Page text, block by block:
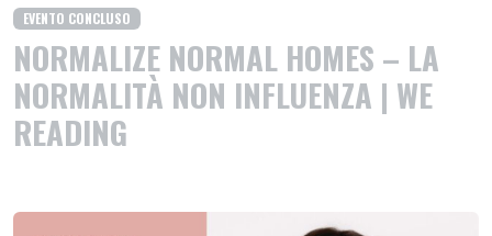
EVENTO CONCLUSO
NORMALIZE NORMAL HOMES – LA
NORMALITÀ NON INFLUENZA | WE
READING